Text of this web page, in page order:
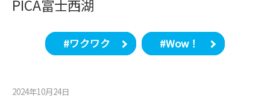
PICA富士西湖
#ワクワク #Wow！
2024年10月24⽇